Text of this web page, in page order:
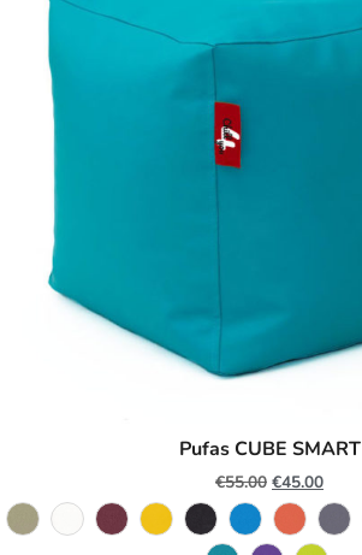
Pufas CUBE SMART
€55.00 €45.00